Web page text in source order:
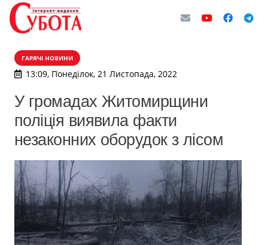
ГАРЯЧІ НОВИНИ
13:09, Понеділок, 21 Листопада, 2022
У громадах Житомирщини
поліція виявила факти
незаконних оборудок з лісом